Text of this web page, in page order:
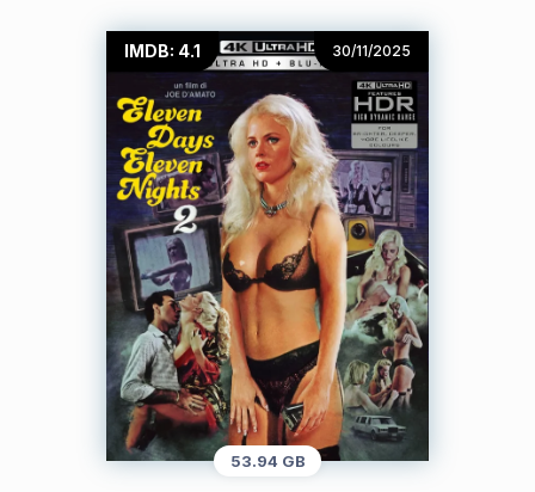
IMDB: 4.1 30/11/2025
53.94 GB